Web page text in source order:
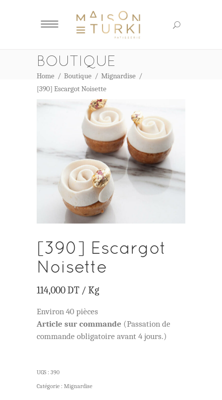
BOUTIQUE
Home / Boutique / Mignardise /
[390] Escargot Noisette
[390] Escargot
Noisette
114,000DT / Kg
Environ 40 pièces
Article sur commande (Passation de
commande obligatoire avant 4 jours.)
UGS : 390
Catégorie : Mignardise